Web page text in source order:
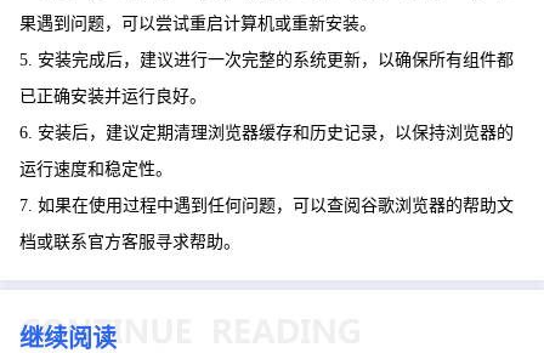
果遇到问题，可以尝试重启计算机或重新安装。
5. 安装完成后，建议进行一次完整的系统更新，以确保所有组件都
已正确安装并运行良好。
6. 安装后，建议定期清理浏览器缓存和历史记录，以保持浏览器的
运行速度和稳定性。
7. 如果在使用过程中遇到任何问题，可以查阅谷歌浏览器的帮助文
档或联系官方客服寻求帮助。
继续阅读